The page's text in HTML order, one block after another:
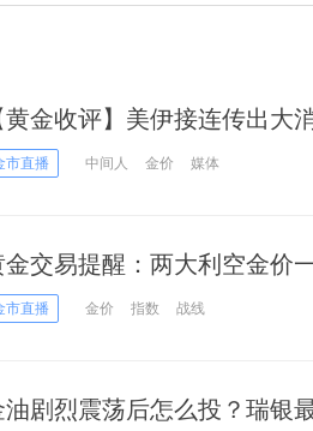
黄金收评】美伊接连传出大
大跌55美元 接下来如何交易？
市直播 中间人 金价 媒体
金交易提醒：两大利空金价
“扭转乾坤”？
市直播 金价 指数 战线
油剧烈震荡后怎么投？瑞银